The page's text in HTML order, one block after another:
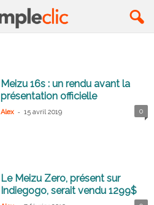
Meizu 16s : un rendu avant la
présentation officielle
Alex - 15 avril 2019 0
Le Meizu Zero, présent sur
Indiegogo, serait vendu 1299$